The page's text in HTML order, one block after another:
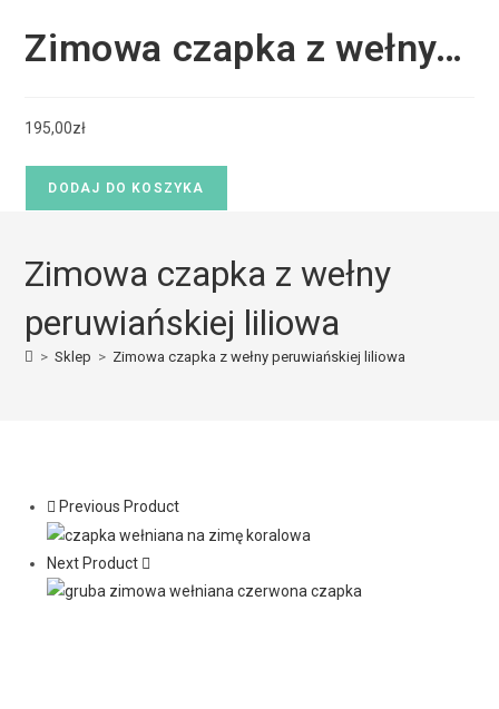
Zimowa czapka z wełny…
195,00zł
DODAJ DO KOSZYKA
Zimowa czapka z wełny
peruwiańskiej liliowa
> Sklep > Zimowa czapka z wełny peruwiańskiej liliowa
Previous Product
Next Product